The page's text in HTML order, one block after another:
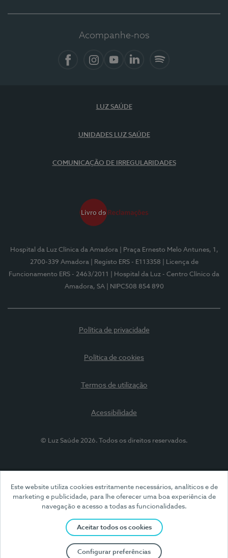
Este website utiliza cookies estritamente necessários, analíticos e de
marketing e publicidade, para lhe oferecer uma boa experiência de
navegação e acesso a todas as funcionalidades.
Aceitar todos os cookies
Configurar preferências
Acompanhe-nos
LUZ SAÚDE
UNIDADES LUZ SAÚDE
COMUNICAÇÃO DE IRREGULARIDADES
Hospital da Luz Clínica da Amadora
| Praça Ernesto Melo Antunes, 1,
2700-339 Amadora
| Registo ERS - E113358
| Licença de
Funcionamento ERS - 2463/2011
| Hospital da Luz - Centro Clínico da
Amadora, SA
| NIPC508 854 890
Política de privacidade
Política de cookies
Termos de utilização
Acessibilidade
© Luz Saúde 2026. Todos os direitos reservados.